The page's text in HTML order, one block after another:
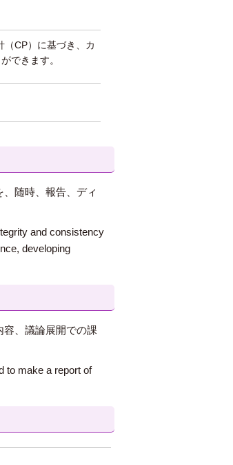
CP）に基づき、カ
できます。
随時、報告、ディ
and consistency
developing
、議論展開での課
to make a report of